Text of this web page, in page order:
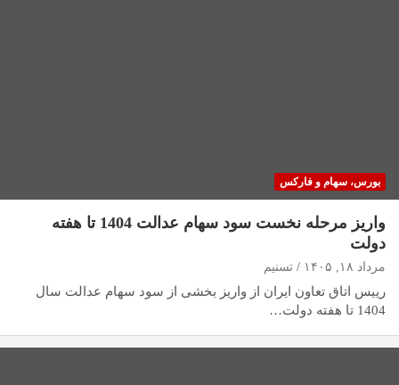
بورس، سهام و فارکس
واریز مرحله نخست سود سهام عدالت 1404 تا هفته
دولت
مرداد ۱۸, ۱۴۰۵ تسنیم
رییس اتاق تعاون ایران از واریز بخشی از سود سهام عدالت سال
1404 تا هفته دولت…